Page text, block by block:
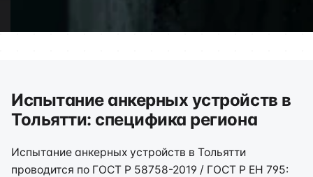
Испытание анкерных устройств в
Тольятти: специфика региона
Испытание анкерных устройств в Тольятти
проводится по ГОСТ Р 58758-2019 / ГОСТ Р ЕН 795: